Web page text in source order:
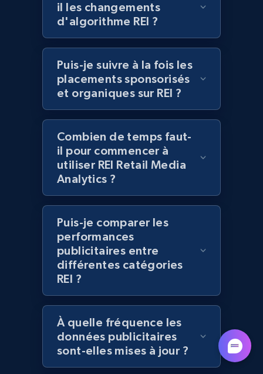
URL, Title, Rating, Reviews, Initial price, Final
price, Currency, Stock, and more.
Lazada - Products - Discover products by
URL, Title, Rating, Reviews, Initial price, Final
price, Currency, Stock, and more.
Lazada - Products - Discover products by
brand URL
URL, Title, Rating, Reviews, Initial price, Final
price, Currency, Stock, and more.
991+ 165+ Commencer
il les changements
d'algorithme REI ?
Puis-je suivre à la fois les
placements sponsorisés
et organiques sur REI ?
Combien de temps faut-
il pour commencer à
utiliser REI Retail Media
Analytics ?
Puis-je comparer les
performances
publicitaires entre
différentes catégories
REI ?
À quelle fréquence les
données publicitaires
sont-elles mises à jour ?